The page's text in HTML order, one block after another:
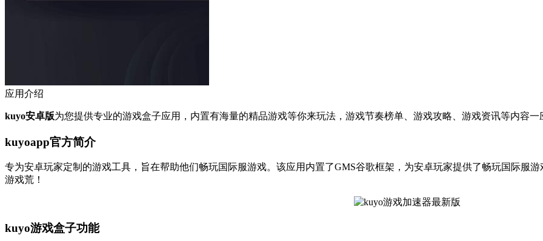
应用介绍
kuyo安卓版为您提供专业的游戏盒子应用，内置有海量的精品游戏等你来玩法，游戏节奏榜单、游戏攻略、游戏资讯等内容一
kuyoapp官方简介
专为安卓玩家定制的游戏工具，旨在帮助他们畅玩国际服游戏。该应用内置了GMS谷歌框架，为安卓玩家提供了畅玩国际服
游戏荒！
kuyo游戏盒子功能